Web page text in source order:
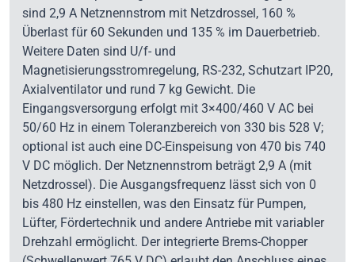
sind 2,9 A Netznennstrom mit Netzdrossel, 160 %
Überlast für 60 Sekunden und 135 % im Dauerbetrieb.
Weitere Daten sind U/f- und
Magnetisierungsstromregelung, RS-232, Schutzart IP20,
Axialventilator und rund 7 kg Gewicht. Die
Eingangsversorgung erfolgt mit 3×400/460 V AC bei
50/60 Hz in einem Toleranzbereich von 330 bis 528 V;
optional ist auch eine DC-Einspeisung von 470 bis 740
V DC möglich. Der Netznennstrom beträgt 2,9 A (mit
Netzdrossel). Die Ausgangsfrequenz lässt sich von 0
bis 480 Hz einstellen, was den Einsatz für Pumpen,
Lüfter, Fördertechnik und andere Antriebe mit variabler
Drehzahl ermöglicht. Der integrierte Brems-Chopper